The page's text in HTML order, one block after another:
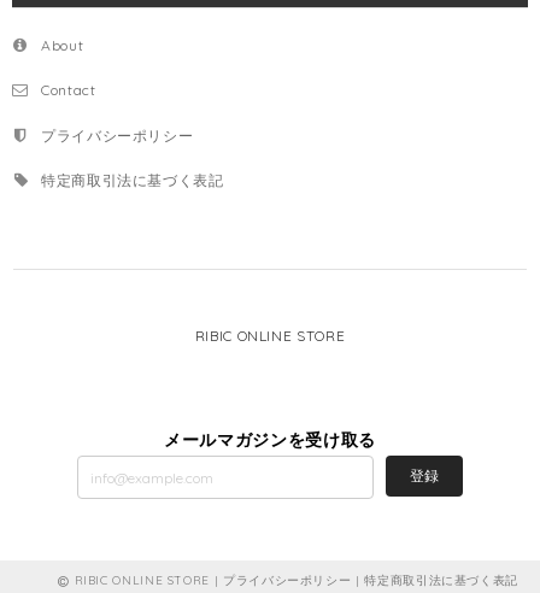
About
Contact
プライバシーポリシー
特定商取引法に基づく表記
RIBIC ONLINE STORE
メールマガジンを受け取る
登録
RIBIC ONLINE STORE | プライバシーポリシー |特定商取引法に基づく表記